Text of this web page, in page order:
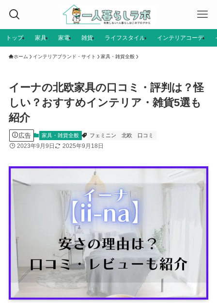
トップ 家具 家電 雑貨 ライフスタイル インテリアコーデ
ホーム インテリアブランド・サイト 家具・雑貨全般
イーナの北欧家具の口コミ・評判は？怪
しい？おすすめインテリア・雑貨5選も
紹介
広告 家具・雑貨全般 フェミニン 北欧 口コミ
2023年9月9日 2025年9月18日